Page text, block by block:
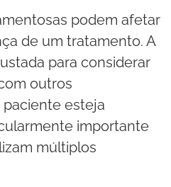
podem afetar
de um tratamento. A
para considerar
outros
esteja
importante
múltiplos